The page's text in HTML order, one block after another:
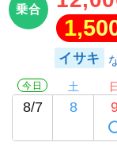
乗合
イサキ
今日
8/7
土
8